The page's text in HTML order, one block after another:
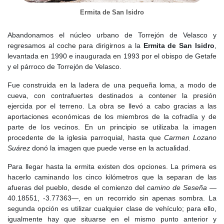
demolida en la década de 1970.
un crecimiento muy limitado. Desde 1910 el censo se mantuvo en
torno a los 1.300 habitantes, con ligeras subidas y bajadas. En
1960 alcanzó los 1.377 habitantes, y en 1992 llegó a 1.488,
superados al año siguiente con 1.517 vecinos.
La economía siguió centrada en la agricultura, con cultivos de
secano como trigo, cebada, algarrobas, guisantes, garbanzos y
avena, además de algo de olivar y algunos cultivos de regadío,
como cebolla y patata, que adquirieron cierta especialización. La
ganadería de labor, lanar y de cerda completaba la actividad
económica. La industria era prácticamente inexistente y el
comercio se reducía casi por completo al ramo de la
Esta falta de oportunidades provocó la emigración de muchos
jóvenes hacia municipios cercanos con mayores posibilidades de
empleo. Según el texto del COAM, en algunos momentos llegó a
existir un fuerte envejecimiento de la población.
Ermita de San Isidro
Abandonamos el núcleo urbano de Torrejón de Velasco y
regresamos al coche para dirigirnos a la Ermita de San Isidro,
levantada en 1990 e inaugurada en 1993 por el obispo de Getafe
y el párroco de Torrejón de Velasco.
Fue construida en la ladera de una pequeña loma, a modo de
cueva, con contrafuertes destinados a contener la presión
ejercida por el terreno. La obra se llevó a cabo gracias a las
aportaciones económicas de los miembros de la cofradía y de
parte de los vecinos. En un principio se utilizaba la imagen
procedente de la iglesia parroquial, hasta queCarmen Lozano
Suárez donó la imagen que puede verse en la actualidad.
Para llegar hasta la ermita existen dos opciones. La primera es
hacerlo caminando los cinco kilómetros que la separan de las
afueras del pueblo, desde el comienzo del camino de Seseña —
40.18551, -3.77363—, en un recorrido sin apenas sombra. La
segunda opción es utilizar cualquier clase de vehículo; para ello,
igualmente hay que situarse en el mismo punto anterior y